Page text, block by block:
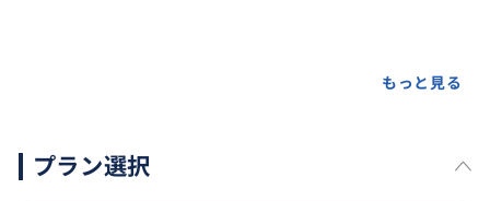
もっと見る
プラン選択